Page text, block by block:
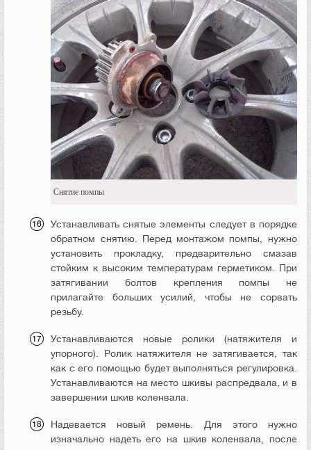
Снятие помпы
Устанавливать снятые элементы следует в порядке
обратном снятию. Перед монтажом помпы, нужно
установить прокладку, предварительно смазав
стойким к высоким температурам герметиком. При
затягивании болтов крепления помпы не
прилагайте больших усилий, чтобы не сорвать
резьбу.
Устанавливаются новые ролики (натяжителя и
упорного). Ролик натяжителя не затягивается, так
как с его помощью будет выполняться регулировка.
Устанавливаются на место шкивы распредвала, и в
завершении шкив коленвала.
Надевается новый ремень. Для этого нужно
изначально надеть его на шкив коленвала, после